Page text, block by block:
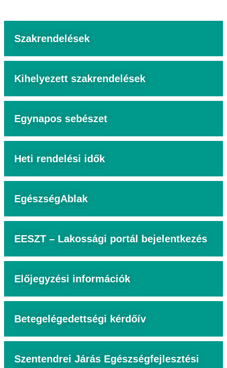
Szakrendelések
Kihelyezett szakrendelések
Egynapos sebészet
Heti rendelési idők
EgészségAblak
EESZT – Lakossági portál bejelentkezés
Előjegyzési információk
Betegelégedettségi kérdőív
Szentendrei Járás Egészségfejlesztési